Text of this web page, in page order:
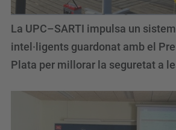
La UPC–SARTI impulsa un
intel·ligents guardonat amb el
Plata per millorar la seguretat a